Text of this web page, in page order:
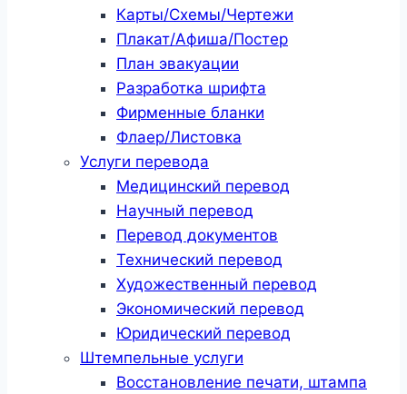
Карты/Схемы/Чертежи
Плакат/Афиша/Постер
План эвакуации
Разработка шрифта
Фирменные бланки
Флаер/Листовка
Услуги перевода
Медицинский перевод
Научный перевод
Перевод документов
Технический перевод
Художественный перевод
Экономический перевод
Юридический перевод
Штемпельные услуги
Восстановление печати, штампа